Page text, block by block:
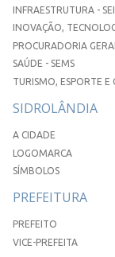
INFRAESTRUTURA -
INOVAÇÃO,
PROCURADORIA
SAÚDE - SEMS
TURISMO, ESPORTE E
SIDROLÂNDIA
A CIDADE
LOGOMARCA
SÍMBOLOS
PREFEITURA
PREFEITO
VICE-PREFEITA